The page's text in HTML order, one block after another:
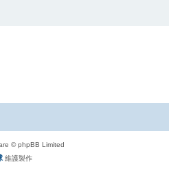
© phpBB Limited
維護製作